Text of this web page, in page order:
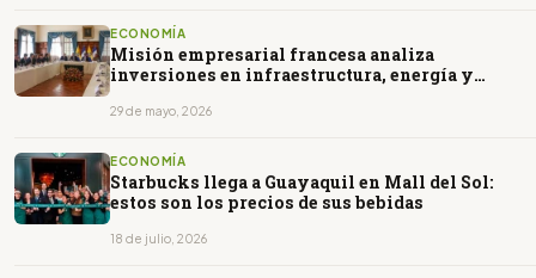
ECONOMÍA
Misión empresarial francesa analiza
inversiones en infraestructura, energía y
29 de mayo, 2026
ECONOMÍA
Starbucks llega a Guayaquil en Mall del Sol:
estos son los precios de sus bebidas
18 de julio, 2026